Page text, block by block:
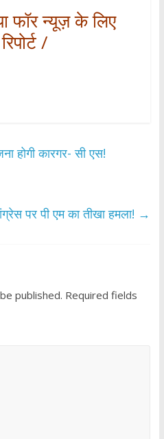
फॉर न्यूज़ के लिए
/
होगी कारगर- सी एस!
पर पी एम का तीखा हमला! →
published. Required fields